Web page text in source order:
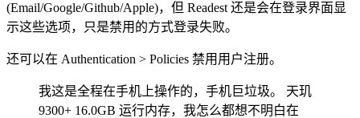
(Email/Google/Github/Apple)，但 Readest 还是会在登录界面显
示这些选项，只是禁用的方式登录失败。
还可以在 Authentication > Policies 禁用用户注册。
我这是全程在手机上操作的，手机巨垃圾。 天玑
9300+ 16.0GB 运行内存，我怎么都想不明白在